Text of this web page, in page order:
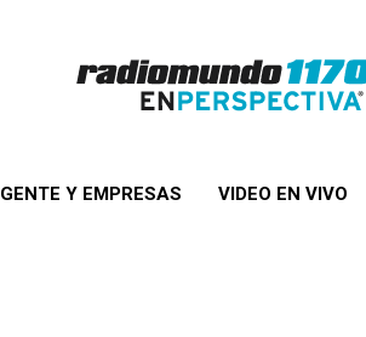
GENTE Y EMPRESAS VIDEO EN VIVO